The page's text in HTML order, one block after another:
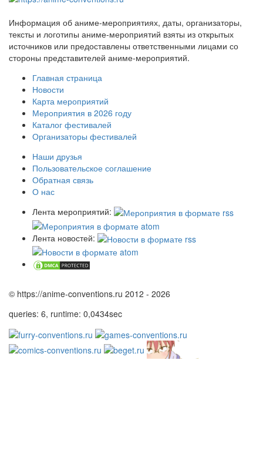
Информация об аниме-мероприятиях, даты, организаторы,
тексты и логотипы аниме-мероприятий взяты из открытых
источников или предоставлены ответственными лицами со
стороны представителей аниме-мероприятий.
Главная страница
Новости
Карта мероприятий
Мероприятия в 2026 году
Каталог фестивалей
Организаторы фестивалей
Наши друзья
Пользовательское соглашение
Обратная связь
О нас
Лента мероприятий:
Лента новостей:
© https://anime-conventions.ru 2012 - 2026
queries: 6, runtime: 0,0434sec